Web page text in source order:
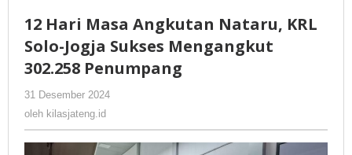
Angkutan
Nataru,
KRL
Solo-
Mengangkut
302.258
12 Hari Masa Angkutan Nataru, KRL
Solo-Jogja Sukses Mengangkut
302.258 Penumpang
31 Desember 2024
oleh kilasjateng.id